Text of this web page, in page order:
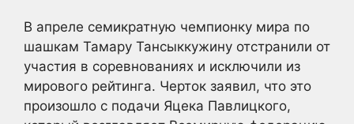
В апреле семикратную чемпионку мира по
шашкам Тамару Тансыккужину отстранили от
участия в соревнованиях и исключили из
мирового рейтинга. Черток заявил, что это
произошло с подачи Яцека Павлицкого,